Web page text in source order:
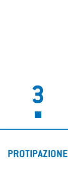
3
PROTIPAZIONE